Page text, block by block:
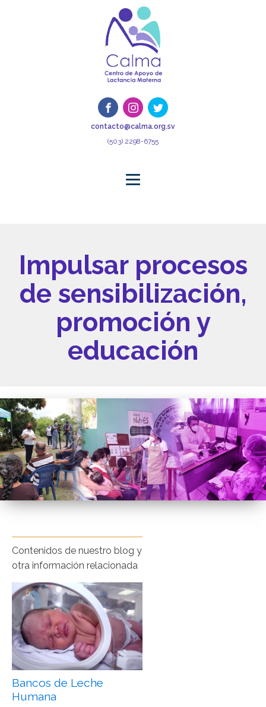
contacto@calma.org.sv
(503) 2298-6755
Impulsar procesos
de sensibilización,
promoción y
educación
Contenidos de nuestro blog y
otra información relacionada
Bancos de Leche
Humana